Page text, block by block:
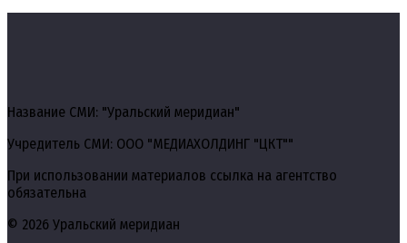
Название СМИ: "Уральский меридиан"
Учредитель СМИ: ООО "МЕДИАХОЛДИНГ "ЦКТ""
При использовании материалов ссылка на агентство
обязательна
© 2026 Уральский меридиан